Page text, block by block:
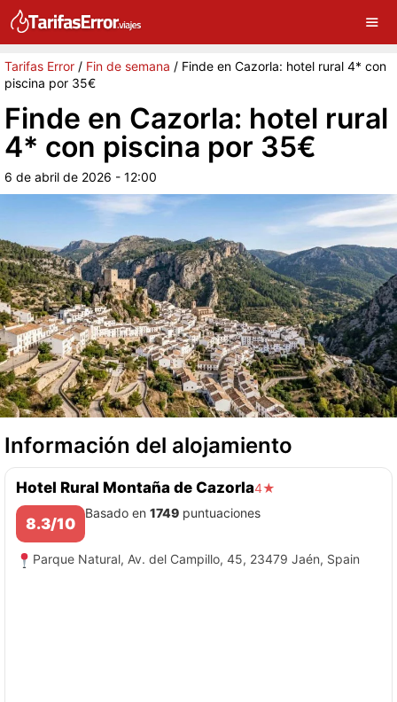
Tarifas Error / Fin de semana / Finde en Cazorla: hotel rural 4* con
piscina por 35€
Finde en Cazorla: hotel rural
4* con piscina por 35€
6 de abril de 2026 - 12:00
Información del alojamiento
Hotel Rural Montaña de Cazorla4★
8.3/10
Basado en 1749 puntuaciones
Parque Natural, Av. del Campillo, 45, 23479 Jaén, Spain
G Sigue a Tarifas Error en Google ×